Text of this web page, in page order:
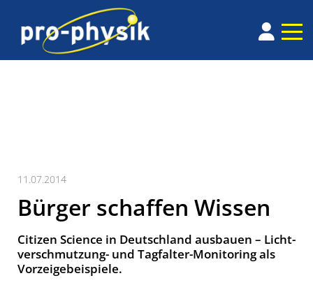
11.07.2014
Bürger schaffen Wissen
Citizen Science in Deutschland ausbauen – Licht­
ver­schmut­zung- und Tag­falter-Moni­toring als
Vorzeige­bei­spiele.